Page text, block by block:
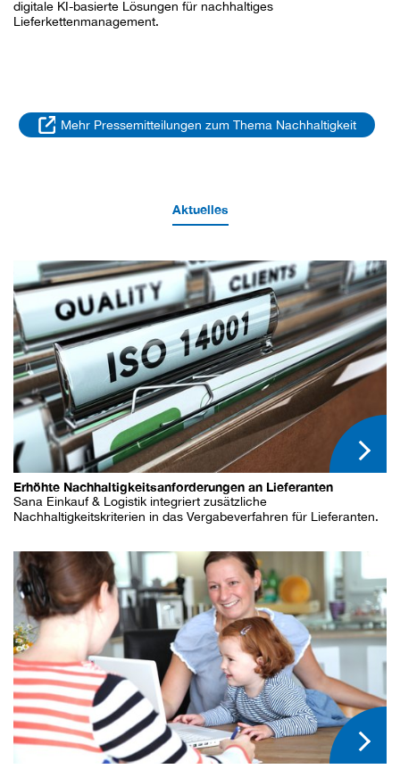
digitale KI-basierte Lösungen für nachhaltiges
Lieferkettenmanagement.
Mehr Pressemitteilungen zum Thema Nachhaltigkeit
Aktuelles
Erhöhte Nachhaltigkeitsanforderungen an Lieferanten
Sana Einkauf & Logistik integriert zusätzliche
Nachhaltigkeitskriterien in das Vergabeverfahren für Lieferanten.